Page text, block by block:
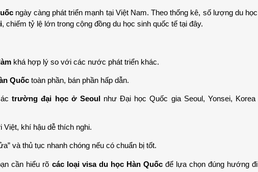
ngày càng phát triển mạnh tại Việt Nam. Theo thống kê, số lượng du học
, chiếm tỷ lệ lớn trong cộng đồng du học sinh quốc tế tại đây.
khá hợp lý so với các nước phát triển khác.
Quốc toàn phần, bán phần hấp dẫn.
trường đại học ở Seoul
như Đại học Quốc gia Seoul, Yonsei, Korea
Việt, khí hậu dễ thích nghi.
và thủ tục nhanh chóng nếu có chuẩn bị tốt.
cần hiểu rõ các loại visa du học Hàn Quốc để lựa chọn đúng hướng đi